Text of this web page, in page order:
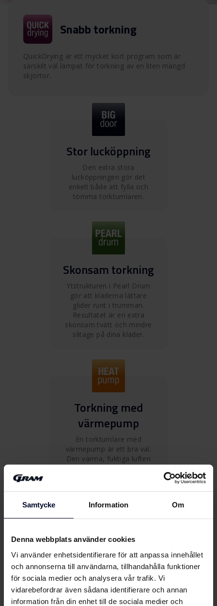
Samtycke Information Om
Denna webbplats använder cookies
Vi använder enhetsidentifierare för att anpassa innehållet
och annonserna till användarna, tillhandahålla funktioner
för sociala medier och analysera vår trafik. Vi
vidarebefordrar även sådana identifierare och annan
information från din enhet till de sociala medier och
Snabb torkning
QuickDrying är ett mycket kort program som är
särskilt väl lämpat för torkning av en liten mängd
skjortor.
Stor lucköppning
Den extra stora
lucköppningen gör det
enkelt både att fylla och
tömma torktumlaren.
Skonsam torkning
Ytstrukturen i Pearl Drum
gör att kläderna lättare
glider runt i trumman.
Resultatet är en extra
skonsam tvätt och mindre
slitage på dina kläder.
Torkning med
värmepump
En torktumlare med
värmepump är ett bra val.
Den varma, fuktiga luften
torra på bästa möjliga vis.
ThermoProtect
Torktumlaren är skyddad